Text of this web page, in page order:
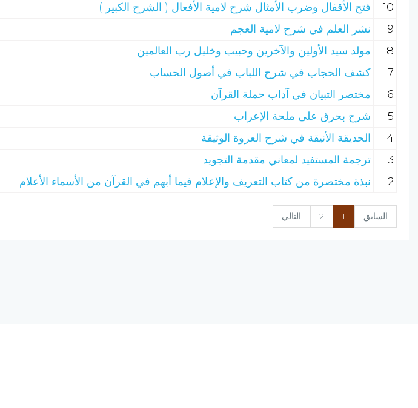
10
فتح الأقفال وضرب الأمثال شرح لامية الأفعال ( الشرح الكبير )
9
نشر العلم في شرح لامية العجم
8
مولد سيد الأولين والآخرين وحبيب وخليل رب العالمين
7
كشف الحجاب في شرح اللباب في أصول الحساب
6
مختصر التبيان في آداب حملة القرآن
5
شرح بحرق على ملحة الإعراب
4
الحديقة الأنيقة في شرح العروة الوثيقة
3
ترجمة المستفيد لمعاني مقدمة التجويد
2
نبذة مختصرة من كتاب التعريف والإعلام فيما أبهم في القرآن من الأسماء الأعلام
السابق 1
2 التالي